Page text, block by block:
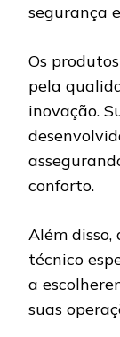
segurança
Os
pela
inovação.
conforto.
Além
técnico
a
suas